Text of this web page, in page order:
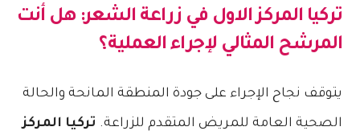
تركيا المركز الاول في زراعة الشعر: هل أنت
المرشح المثالي لإجراء العملية؟
يتوقف نجاح الإجراء على جودة المنطقة المانحة والحالة
الصحية العامة للمريض المتقدم للزراعة. تركيا المركز